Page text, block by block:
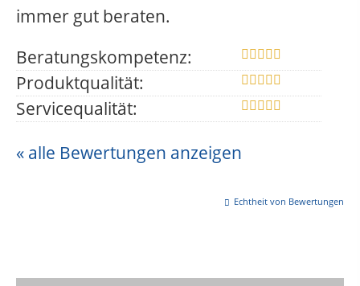
immer gut beraten.
Beratungskompetenz:
Produktqualität:
Servicequalität:
« alle Bewertungen anzeigen
Echtheit von Bewertungen